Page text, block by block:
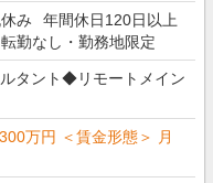
み
年間休日120日以上
転勤なし・勤務地限定
ルタント◆リモートメイン
万円 ＜賃金形態＞ 月